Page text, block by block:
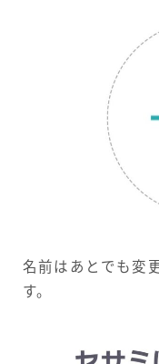
名前はあとでも変
す。